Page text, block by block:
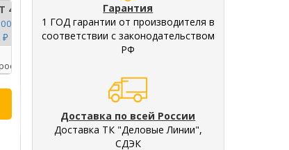
4
₽
Гарантия
1 ГОД гарантии от производителя в
соответствии с законодательством
РФ
Доставка по всей России
Доставка ТК "Деловые Линии",
СДЭК